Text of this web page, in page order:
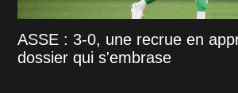
ASSE : 3-0, une recrue en
dossier qui s'embrase